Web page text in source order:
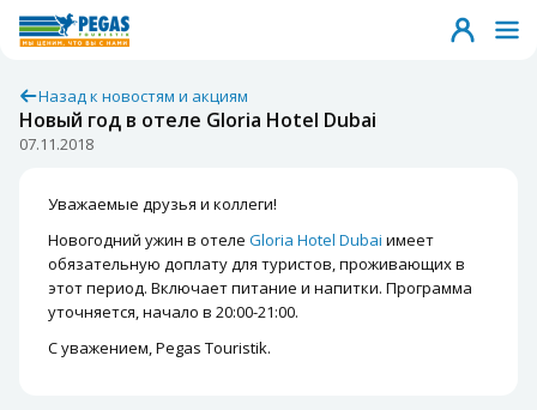
Назад к новостям и акциям
Новый год в отеле Gloria Hotel Dubai
07.11.2018
Уважаемые друзья и коллеги!
Новогодний ужин в отеле Gloria Hotel Dubai имеет
обязательную доплату для туристов, проживающих в
этот период. Включает питание и напитки. Программа
уточняется, начало в 20:00-21:00.
С уважением, Pegas Touristik.